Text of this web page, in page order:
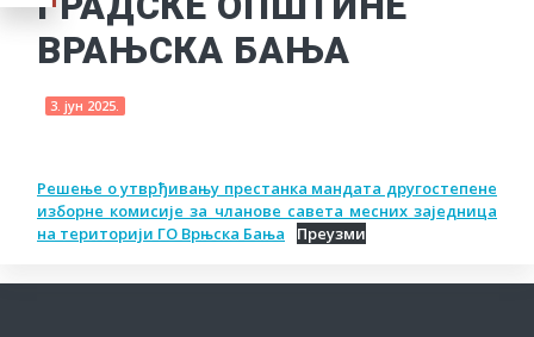
ВРАЊСКА БАЊА
3. јун 2025.
Решење о утврђивању престанка мандата другостепене
изборне комисије за чланове савета месних заједница
на територији ГО Врњска Бања
Преузми